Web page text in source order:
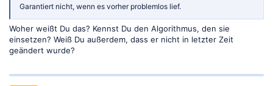
Garantiert nicht, wenn es vorher problemlos lief.
Woher weißt Du das? Kennst Du den Algorithmus, den sie
einsetzen? Weiß Du außerdem, dass er nicht in letzter Zeit
geändert wurde?